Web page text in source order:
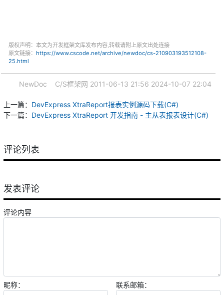
版权声明：本文为开发框架文库发布内容,转载请附上原文出处连接
原文链接： https://www.cscode.net/archive/newdoc/cs-210903193512108-
25.html
NewDoc C/S框架网 2011-06-13 21:56 2024-10-07 22:04
上一篇： DevExpress XtraReport报表实例源码下载(C#)
下一篇： DevExpress XtraReport 开发指南 - 主从表报表设计(C#)
评论列表
发表评论
评论内容
昵称： 联系邮箱：